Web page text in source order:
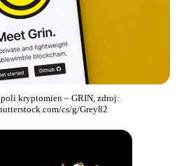
kryptomien – GRIN, zdroj:
cs/g/Grey82